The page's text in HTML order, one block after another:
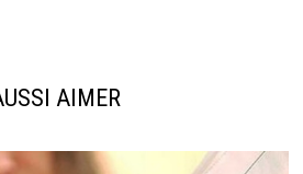
AIMER